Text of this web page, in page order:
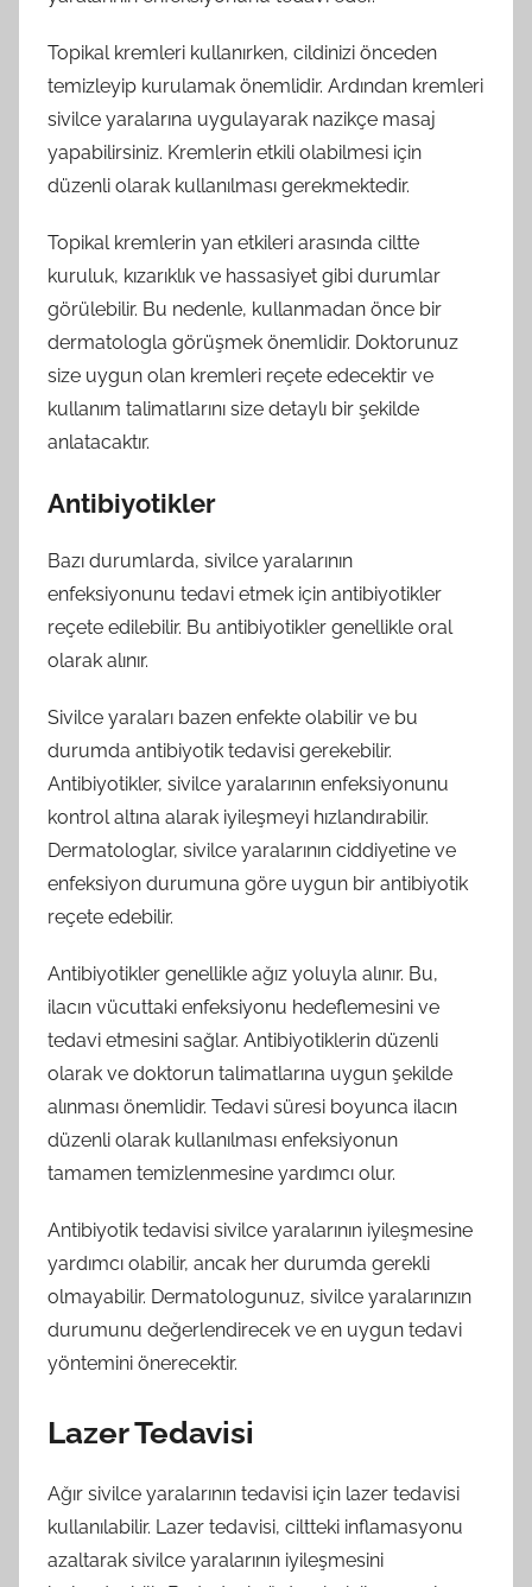
Topikal kremleri kullanırken, cildinizi önceden
temizleyip kurulamak önemlidir. Ardından kremleri
sivilce yaralarına uygulayarak nazikçe masaj
yapabilirsiniz. Kremlerin etkili olabilmesi için
düzenli olarak kullanılması gerekmektedir.
Topikal kremlerin yan etkileri arasında ciltte
kuruluk, kızarıklık ve hassasiyet gibi durumlar
görülebilir. Bu nedenle, kullanmadan önce bir
dermatologla görüşmek önemlidir. Doktorunuz
size uygun olan kremleri reçete edecektir ve
kullanım talimatlarını size detaylı bir şekilde
anlatacaktır.
Antibiyotikler
Bazı durumlarda, sivilce yaralarının
enfeksiyonunu tedavi etmek için antibiyotikler
reçete edilebilir. Bu antibiyotikler genellikle oral
olarak alınır.
Sivilce yaraları bazen enfekte olabilir ve bu
durumda antibiyotik tedavisi gerekebilir.
Antibiyotikler, sivilce yaralarının enfeksiyonunu
kontrol altına alarak iyileşmeyi hızlandırabilir.
Dermatologlar, sivilce yaralarının ciddiyetine ve
enfeksiyon durumuna göre uygun bir antibiyotik
reçete edebilir.
Antibiyotikler genellikle ağız yoluyla alınır. Bu,
ilacın vücuttaki enfeksiyonu hedeflemesini ve
tedavi etmesini sağlar. Antibiyotiklerin düzenli
olarak ve doktorun talimatlarına uygun şekilde
alınması önemlidir. Tedavi süresi boyunca ilacın
düzenli olarak kullanılması enfeksiyonun
tamamen temizlenmesine yardımcı olur.
Antibiyotik tedavisi sivilce yaralarının iyileşmesine
yardımcı olabilir, ancak her durumda gerekli
olmayabilir. Dermatologunuz, sivilce yaralarınızın
durumunu değerlendirecek ve en uygun tedavi
yöntemini önerecektir.
Lazer Tedavisi
Ağır sivilce yaralarının tedavisi için lazer tedavisi
kullanılabilir. Lazer tedavisi, ciltteki inflamasyonu
azaltarak sivilce yaralarının iyileşmesini